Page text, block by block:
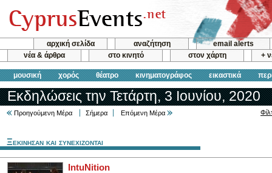
αρχική σελίδα αναζήτηση
email alerts
νέα & άρθρα
στο κινητό στον χάρτη +
μουσική χορός θέατρο κινηματογράφος εικαστικά
Εκδηλώσεις την Τετάρτη, 3 Ιουνίου, 2020
Προηγούμενη Μέρα Σήμερα Επόμενη Μέρα
Ξεκινησαν και συνεχιζονται
IntuNition